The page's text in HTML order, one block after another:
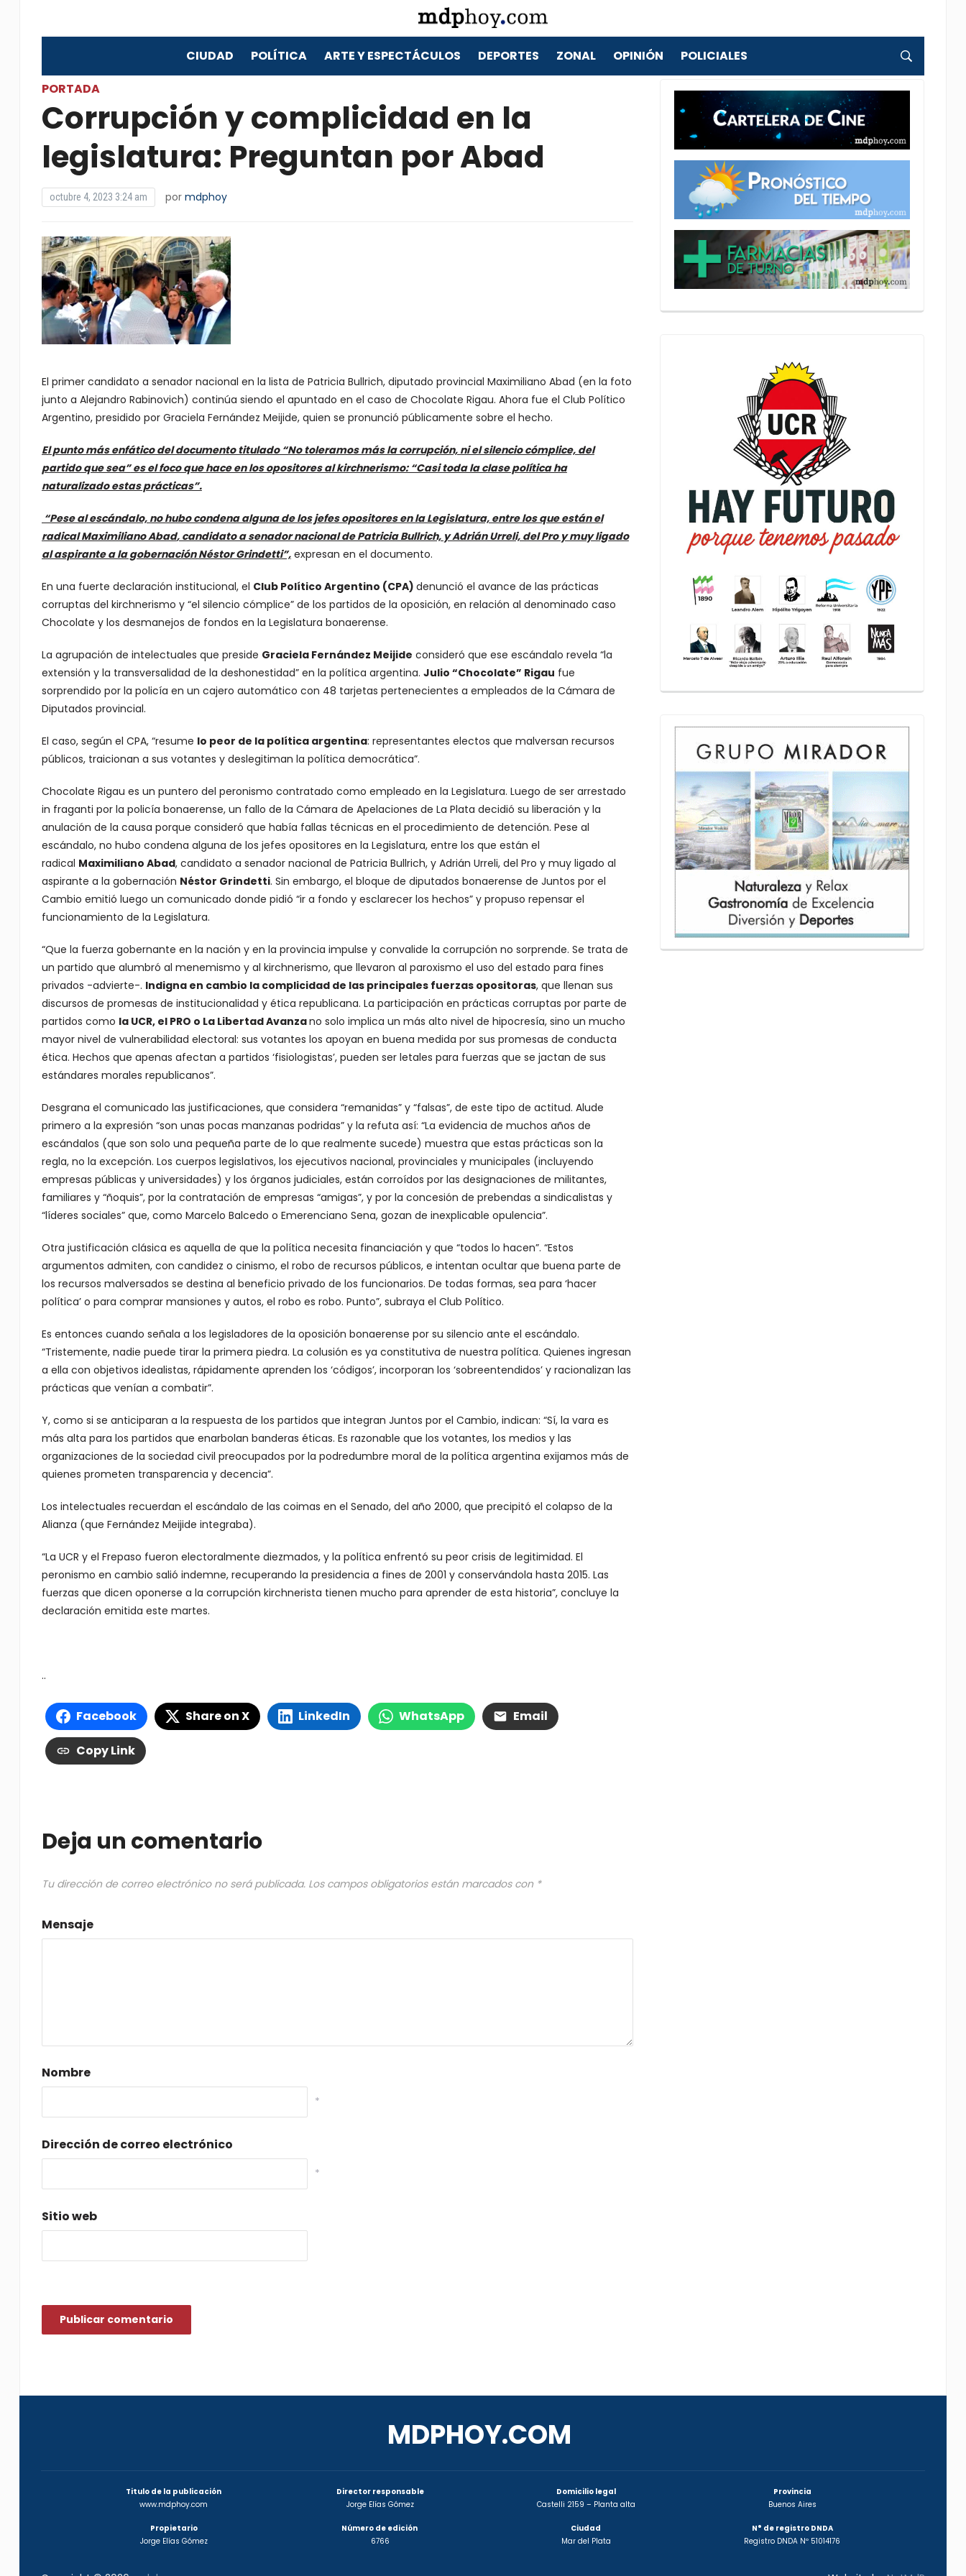
CIUDAD POLÍTICA ARTE Y ESPECTÁCULOS DEPORTES ZONAL OPINIÓN
POLICIALES
PORTADA
Corrupción y complicidad en la
legislatura: Preguntan por Abad
octubre 4, 2023 3:24 am por mdphoy
El primer candidato a senador nacional en la lista de Patricia Bullrich, diputado provincial Maximiliano Abad (en la foto
junto a Alejandro Rabinovich) continúa siendo el apuntado en el caso de Chocolate Rigau. Ahora fue el Club Político
Argentino, presidido por Graciela Fernández Meijide, quien se pronunció públicamente sobre el hecho.
El punto más enfático del documento titulado“No toleramos más la corrupción, ni el silencio cómplice, del
partido que sea”es el foco que hace en los opositores al kirchnerismo: “Casi toda la clase política ha
naturalizado estas prácticas”.
“Pese al escándalo, no hubo condena alguna de los jefes opositores en la Legislatura, entre los que están el
radicalMaximiliano Abad, candidato a senador nacional de Patricia Bullrich, y Adrián Urreli, del Pro y muy ligado
al aspirante a la gobernaciónNéstor Grindetti”,expresan en el documento.
En una fuerte declaración institucional, el Club Político Argentino (CPA) denunció el avance de las prácticas
corruptas del kirchnerismo y “el silencio cómplice” de los partidos de la oposición, en relación al denominado caso
Chocolate y los desmanejos de fondos en la Legislatura bonaerense.
La agrupación de intelectuales que preside Graciela Fernández Meijide consideró que ese escándalo revela “la
extensión y la transversalidad de la deshonestidad” en la política argentina. Julio “Chocolate” Rigau fue
sorprendido por la policía en un cajero automático con 48 tarjetas pertenecientes a empleados de la Cámara de
Diputados provincial.
El caso, según el CPA, “resume lo peor de la política argentina: representantes electos que malversan recursos
públicos, traicionan a sus votantes y deslegitiman la política democrática”.
Chocolate Rigau es un puntero del peronismo contratado como empleado en la Legislatura. Luego de ser arrestado
in fraganti por la policía bonaerense, un fallo de la Cámara de Apelaciones de La Plata decidió su liberación y la
anulación de la causa porque consideró que había fallas técnicas en el procedimiento de detención. Pese al
escándalo, no hubo condena alguna de los jefes opositores en la Legislatura, entre los que están el
radical Maximiliano Abad, candidato a senador nacional de Patricia Bullrich, y Adrián Urreli, del Pro y muy ligado al
aspirante a la gobernación Néstor Grindetti. Sin embargo, el bloque de diputados bonaerense de Juntos por el
Cambio emitió luego un comunicado donde pidió “ir a fondo y esclarecer los hechos” y propuso repensar el
funcionamiento de la Legislatura.
“Que la fuerza gobernante en la nación y en la provincia impulse y convalide la corrupción no sorprende. Se trata de
un partido que alumbró al menemismo y al kirchnerismo, que llevaron al paroxismo el uso del estado para fines
privados -advierte-. Indigna en cambio la complicidad de las principales fuerzas opositoras, que llenan sus
discursos de promesas de institucionalidad y ética republicana. La participación en prácticas corruptas por parte de
partidos como la UCR, el PRO o La Libertad Avanzano solo implica un más alto nivel de hipocresía, sino un mucho
mayor nivel de vulnerabilidad electoral: sus votantes los apoyan en buena medida por sus promesas de conducta
ética. Hechos que apenas afectan a partidos ‘fisiologistas’, pueden ser letales para fuerzas que se jactan de sus
estándares morales republicanos”.
Desgrana el comunicado las justificaciones, que considera “remanidas” y “falsas”, de este tipo de actitud. Alude
primero a la expresión “son unas pocas manzanas podridas” y la refuta así: “La evidencia de muchos años de
escándalos (que son solo una pequeña parte de lo que realmente sucede) muestra que estas prácticas son la
regla, no la excepción. Los cuerpos legislativos, los ejecutivos nacional, provinciales y municipales (incluyendo
empresas públicas y universidades) y los órganos judiciales, están corroídos por las designaciones de militantes,
familiares y “ñoquis”, por la contratación de empresas “amigas”, y por la concesión de prebendas a sindicalistas y
“líderes sociales” que, como Marcelo Balcedo o Emerenciano Sena, gozan de inexplicable opulencia”.
Otra justificación clásica es aquella de que la política necesita financiación y que “todos lo hacen”. “Estos
argumentos admiten, con candidez o cinismo, el robo de recursos públicos, e intentan ocultar que buena parte de
los recursos malversados se destina al beneficio privado de los funcionarios. De todas formas, sea para ‘hacer
política’ o para comprar mansiones y autos, el robo es robo. Punto”, subraya el Club Político.
Es entonces cuando señala a los legisladores de la oposición bonaerense por su silencio ante el escándalo.
“Tristemente, nadie puede tirar la primera piedra. La colusión es ya constitutiva de nuestra política. Quienes ingresan
a ella con objetivos idealistas, rápidamente aprenden los ‘códigos’, incorporan los ‘sobreentendidos’ y racionalizan las
prácticas que venían a combatir”.
Y, como si se anticiparan a la respuesta de los partidos que integran Juntos por el Cambio, indican: “Sí, la vara es
más alta para los partidos que enarbolan banderas éticas. Es razonable que los votantes, los medios y las
organizaciones de la sociedad civil preocupados por la podredumbre moral de la política argentina exijamos más de
quienes prometen transparencia y decencia”.
Los intelectuales recuerdan el escándalo de las coimas en el Senado, del año 2000, que precipitó el colapso de la
Alianza (que Fernández Meijide integraba).
“La UCR y el Frepaso fueron electoralmente diezmados, y la política enfrentó su peor crisis de legitimidad. El
peronismo en cambio salió indemne, recuperando la presidencia a fines de 2001 y conservándola hasta 2015. Las
fuerzas que dicen oponerse a la corrupción kirchnerista tienen mucho para aprender de esta historia”, concluye la
declaración emitida este martes.
..
Facebook Share on X LinkedIn WhatsApp Email
Copy Link
Deja un comentario
Tu dirección de correo electrónico no será publicada. Los campos obligatorios están marcados con *
Mensaje
Nombre
*
Dirección de correo electrónico
*
Sitio web
MDPHOY.COM
Titulo de la publicación
www.mdphoy.com
Propietario
Jorge Elías Gómez
Director responsable
Jorge Elías Gómez
Número de edición
6766
Domicilio legal
Castelli 2159 – Planta alta
Ciudad
Mar del Plata
Provincia
Buenos Aires
N° de registro DNDA
Registro DNDA Nº 51014176